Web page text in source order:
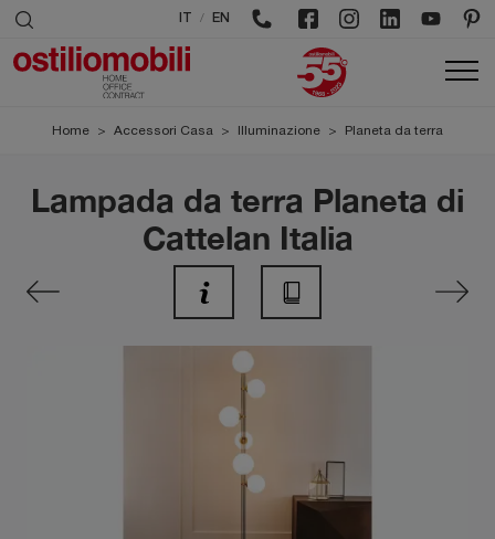
/ EN
Home > Accessori Casa > Illuminazione > Planeta da terra
Lampada da terra Planeta di
Cattelan Italia